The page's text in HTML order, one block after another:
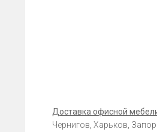
Доставка офисной
Чернигов, Харьков,